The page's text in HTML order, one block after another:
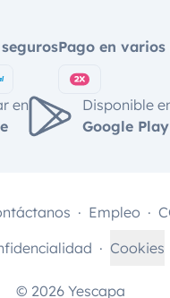
Pago en varios
en
Disponible
Google Play
© 2026 Yescapa
Empleo
Cookies